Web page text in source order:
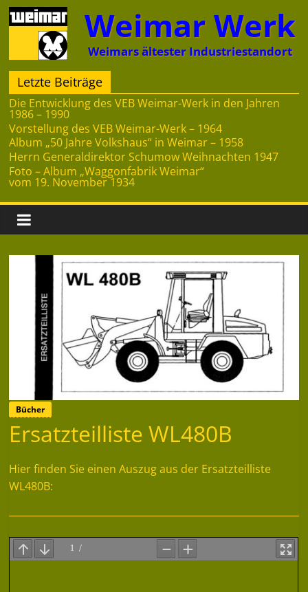
Zum
Inhalt
springen
Weimar Werk
Weimars ältester Industriestandort
Letzte Beiträge
Die Entwicklung des VEB Weimar-Werk in den Jahren
1986 – 1990
Vorstellung des VEB Weimar-Werk – 1964
Album „50 Jahre Volkshaus“ in Weimar – 1958
Herrn Generaldirektor Schumow Weihnachten 1947
Foto – Album „Waggonfabrik Weimar“
vom 19. November 1934
Bücher
Ersatzteilliste WL480B
Hier finden Sie einen Auszug aus der Ersatzteilliste
WL480B: